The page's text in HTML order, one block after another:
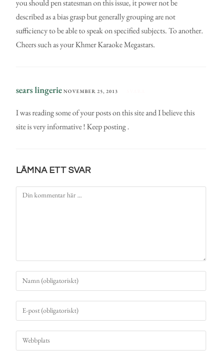
you should pen statesman on this issue, it power not be
described as a bias grasp but generally grouping are not
sufficiency to be able to speak on specified subjects. To another.
Cheers such as your Khmer Karaoke Megastars.
sears lingerie NOVEMBER 25, 2013
I was reading some of your posts on this site and I believe this
site is very informative ! Keep posting .
LÄMNA ETT SVAR